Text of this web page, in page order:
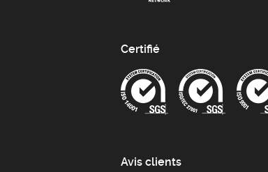
Certifié
Avis clients